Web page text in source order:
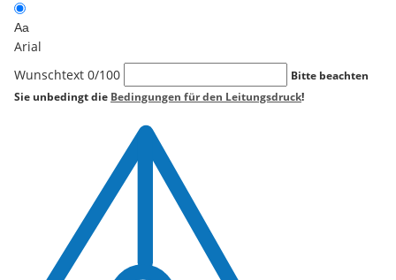
Aa
Arial
Wunschtext 0/100
Bitte beachten
Sie unbedingt die Bedingungen für den Leitungsdruck!